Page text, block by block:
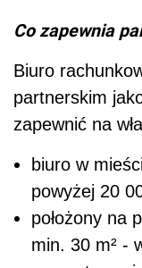
Co zapewnia
Biuro
partnerskim
zapewnić na
biuro w
powyżej 20
położony na
min. 30 m² -